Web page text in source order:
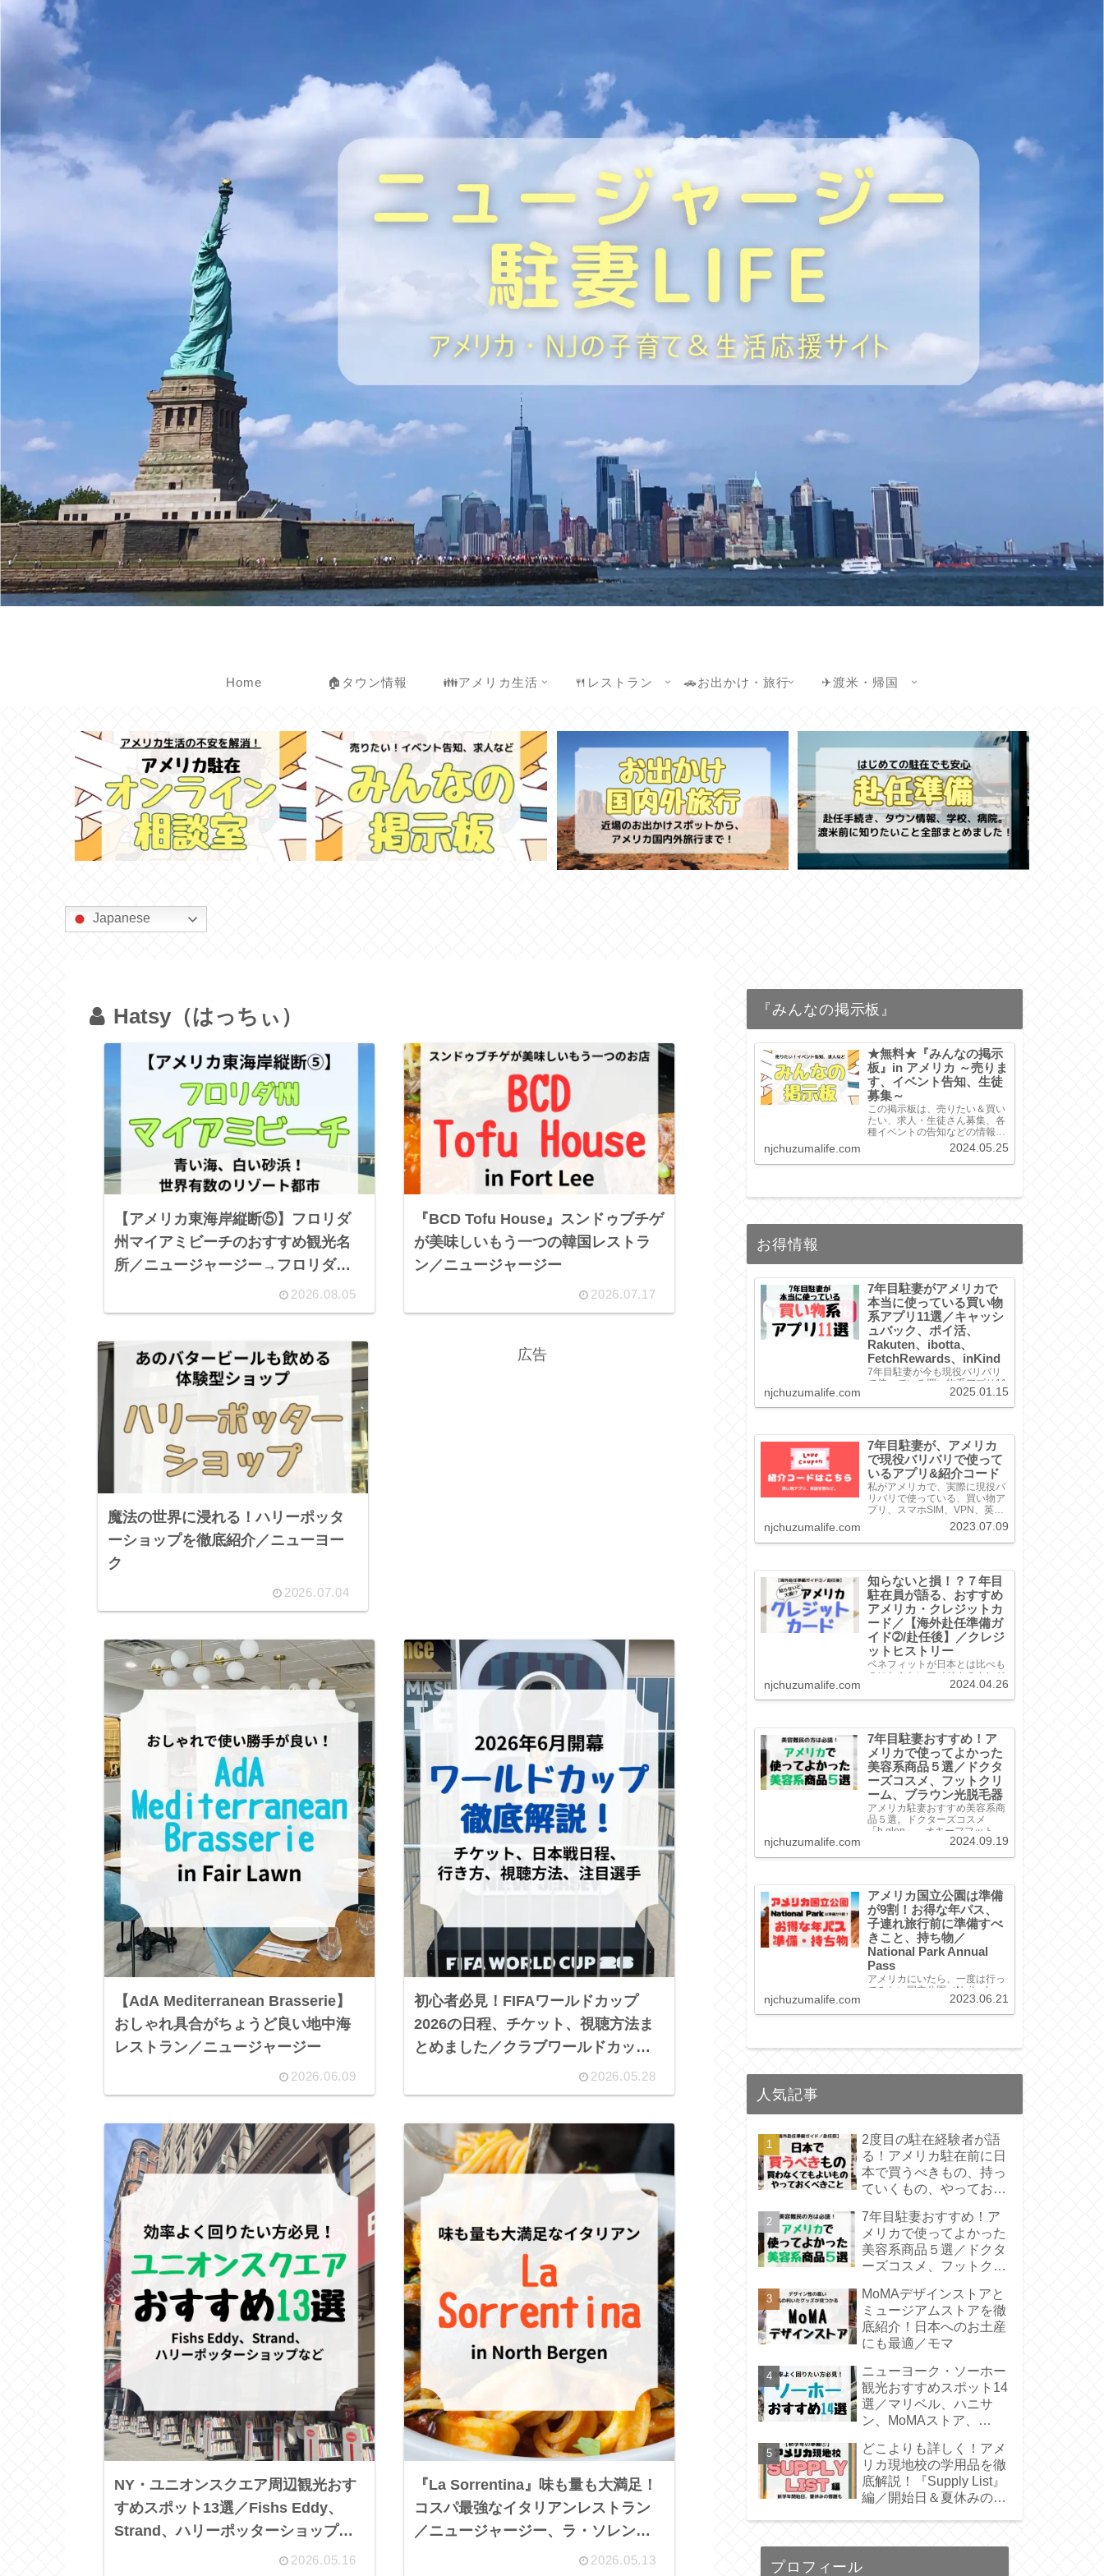
Home 🏠タウン情報 👪アメリカ生活 🍴レストラン 🚗お出かけ・旅行 ✈渡米・帰国
Japanese
Hatsy（はっちぃ）
【アメリカ東海岸縦断⑤】フロリダ
州マイアミビーチのおすすめ観光名
所／ニュージャージー→フロリダ・
キーウェスト子連れロードトリップ
2026.08.05
『BCD Tofu House』スンドゥブチゲ
が美味しいもう一つの韓国レストラ
ン／ニュージャージー
2026.07.17
魔法の世界に浸れる！ハリーポッタ
ーショップを徹底紹介／ニューヨー
ク
2026.07.04
広告
【AdA Mediterranean Brasserie】
おしゃれ具合がちょうど良い地中海
レストラン／ニュージャージー
2026.06.09
初心者必見！FIFAワールドカップ
2026の日程、チケット、視聴方法ま
とめました／クラブワールドカップ
2026.05.28
NY・ユニオンスクエア周辺観光おす
すめスポット13選／Fishs Eddy、
Strand、ハリーポッターショップ、
グリーンマーケット、フラットアイ
2026.05.16
『La Sorrentina』味も量も大満足！
コスパ最強なイタリアンレストラン
／ニュージャージー、ラ・ソレンテ
2026.05.13
『みんなの掲示板』
★無料★『みんなの掲示
板』in アメリカ ～売りま
す、イベント告知、生徒
募集～
この掲示板は、売りたい＆買い
たい、求人・生徒さん募集、各
種イベントの告知などの情報を
掲載したい場合に、無料でお使
い頂けます。ぜひご利用くださ
い。
njchuzumalife.com 2024.05.25
お得情報
7年目駐妻がアメリカで
本当に使っている買い物
系アプリ11選／キャッシ
ュバック、ポイ活、
Rakuten、ibotta、
FetchRewards、inKind
7年目駐妻が今も現役バリバリ
で使っている買い物系アプリ11
選をご紹介！アプリの特徴、キ
ャッシュバック率、使い方まで
njchuzumalife.com 2025.01.15
7年目駐妻が、アメリカ
で現役バリバリで使って
いるアプリ&紹介コード
私がアメリカで、実際に現役バ
リバリで使っている、買い物ア
プリ、スマホSIM、VPN、英語
学習などをまとめました。いず
れも自信を持っておすすめでき
るものばかりですので、興味が
ひ紹介リンクから登録してみて
ください。H...
njchuzumalife.com 2023.07.09
知らないと損！？７年目
駐在員が語る、おすすめ
アメリカ・クレジットカ
ード／【海外赴任準備ガ
イド➁/赴任後】／クレジ
ットヒストリー
ベネフィットが日本とは比べも
のにならないアメリカのクレジ
ットカード。クレカの作り方、
クレジットヒストリーの貯め
介！
njchuzumalife.com 2024.04.26
7年目駐妻おすすめ！ア
メリカで使ってよかった
美容系商品５選／ドクタ
ーズコスメ、フットクリ
ーム、ブラウン光脱毛器
アメリカ駐妻おすすめ美容系商
品５選。ドクターズコスメ
「b.glen」、オキーフフットク
リーム、ブラウン光脱毛器な
njchuzumalife.com 2024.09.19
アメリカ国立公園は準備
が9割！お得な年パス、
子連れ旅行前に準備すべ
きこと、持ち物／
National Park Annual
Pass
アメリカにいたら、一度は行っ
てみたい国立公園（Naitonl
Park）。今回は、お得な入園方
法、準備しておくべきこと、持
njchuzumalife.com 2023.06.21
人気記事
2度目の駐在経験者が語
る！アメリカ駐在前に日
本で買うべきもの、持っ
ていくもの、やっておく
イド➀/赴任前】／渡米準
備
7年目駐妻おすすめ！ア
メリカで使ってよかった
美容系商品５選／ドクタ
ーズコスメ、フットクリ
MoMAデザインストアと
ミュージアムストアを徹
底紹介！日本へのお土産
にも最適／モマ
ニューヨーク・ソーホー
観光おすすめスポット14
選／マリベル、ハニサ
ン、MoMAストア、
ターズロケ地
どこよりも詳しく！アメ
リカ現地校の学用品を徹
底解説！『Supply List』
編／開始日＆夏休みの宿
プロフィール